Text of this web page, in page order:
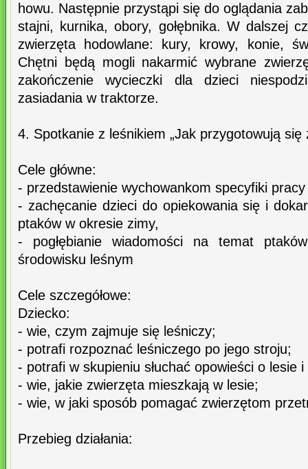
howu. Następnie przystąpi się do oglądania
stajni, kurnika, obory, gołębnika. W dalszej
zwierzęta hodowlane: kury, krowy, konie,
Chętni będą mogli nakarmić wybrane
zakończenie wycieczki dla dzieci
zasiadania w traktorze.
4. Spotkanie z leśnikiem „Jak przygotowują się
Cele główne:
- przedstawienie wychowankom specyfiki
- zachęcanie dzieci do opiekowania się i
ptaków w okresie zimy,
- pogłębianie wiadomości na temat
środowisku leśnym
Cele szczegółowe:
Dziecko:
- wie, czym zajmuje się leśniczy;
- potrafi rozpoznać leśniczego po jego stroju;
- potrafi w skupieniu słuchać opowieści o lesie
- wie, jakie zwierzęta mieszkają w lesie;
- wie, w jaki sposób pomagać zwierzętom
Przebieg działania: